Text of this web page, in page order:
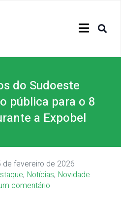
do Sudoeste
pública para o 8
a Expobel
de fevereiro de 2026
, Notícias, Novidade
comentário